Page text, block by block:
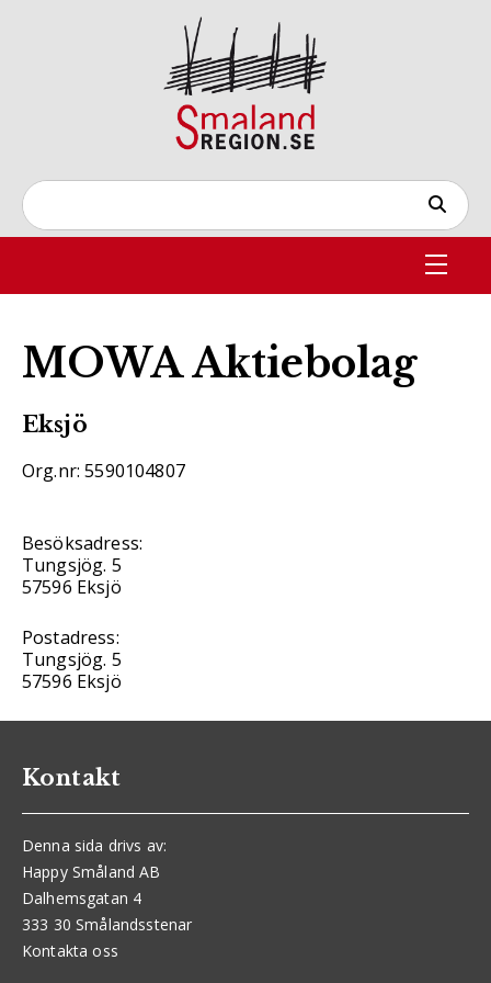
MOWA Aktiebolag
Eksjö
Org.nr: 5590104807
Besöksadress:
Tungsjög. 5
57596 Eksjö
Postadress:
Tungsjög. 5
57596 Eksjö
Kontakt
Denna sida drivs av:
Happy Småland AB
Dalhemsgatan 4
333 30 Smålandsstenar
Kontakta oss